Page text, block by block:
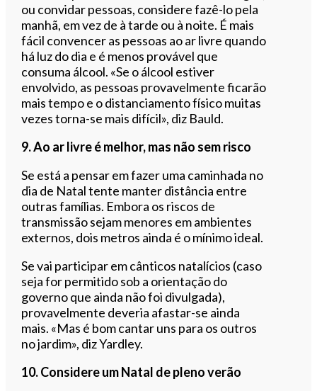
ou convidar pessoas, considere fazê-lo pela
manhã, em vez de à tarde ou à noite. É mais
fácil convencer as pessoas ao ar livre quando
há luz do dia e é menos provável que
consuma álcool. «Se o álcool estiver
envolvido, as pessoas provavelmente ficarão
mais tempo e o distanciamento físico muitas
vezes torna-se mais difícil», diz Bauld.
9. Ao ar livre é melhor, mas não sem risco
Se está a pensar em fazer uma caminhada no
dia de Natal tente manter distância entre
outras famílias. Embora os riscos de
transmissão sejam menores em ambientes
externos, dois metros ainda é o mínimo ideal.
Se vai participar em cânticos natalícios (caso
seja for permitido sob a orientação do
governo que ainda não foi divulgada),
provavelmente deveria afastar-se ainda
mais. «Mas é bom cantar uns para os outros
no jardim», diz Yardley.
10. Considere um Natal de pleno verão